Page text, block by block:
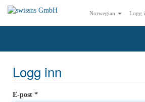
Norwegian Logg
Logg inn
E-post *